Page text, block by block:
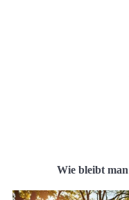
Wie bleibt